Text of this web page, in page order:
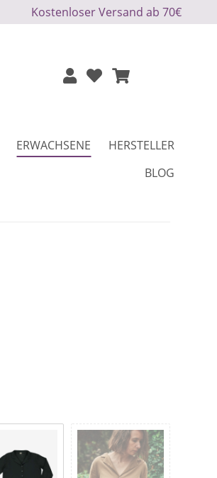
Kostenloser Versand ab 70€
ERWACHSENE
HERSTELLER
BLOG